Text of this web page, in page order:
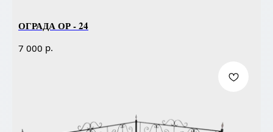
ОГРАДА ОР - 24
7 000 р.